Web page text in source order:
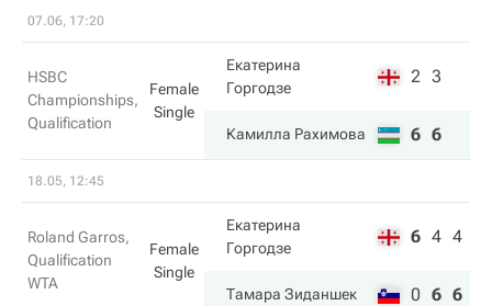
07.06, 17:20
HSBC
Championships,
Qualification
Female
Single
Екатерина
Горгодзе
2 3
Камилла Рахимова 6 6
18.05, 12:45
Roland Garros,
Qualification
WTA
Female
Single
Екатерина
Горгодзе
6 4 4
Тамара Зиданшек 0 6 6